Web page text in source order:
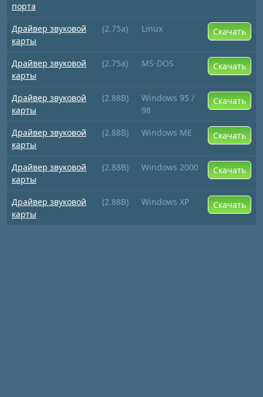
порта
Драйвер звуковой
карты
(2.75a) Linux Скачать
Драйвер звуковой
карты
(2.75a) MS-DOS Скачать
Драйвер звуковой
карты
(2.88B)
Windows 95 /
98
Скачать
Драйвер звуковой
карты
(2.88B) Windows ME Скачать
Драйвер звуковой
карты
(2.88B) Windows 2000 Скачать
Драйвер звуковой
карты
(2.88B) Windows XP Скачать